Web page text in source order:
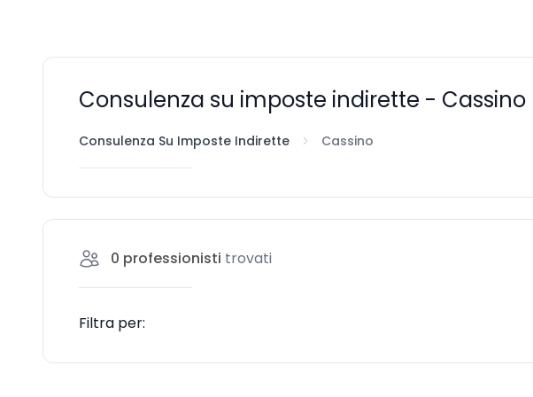
Consulenza su imposte indirette - Cassino
Consulenza Su Imposte Indirette Cassino
0 professionisti trovati
Filtra per: